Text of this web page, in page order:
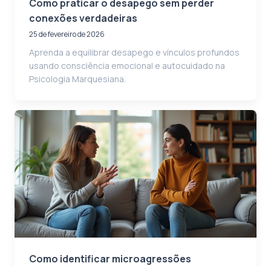
Como praticar o desapego sem perder
conexões verdadeiras
25 de fevereiro de 2026
Aprenda a equilibrar desapego e vínculos profundos
usando consciência emocional e autocuidado na
Psicologia Marquesiana.
Como identificar microagressões